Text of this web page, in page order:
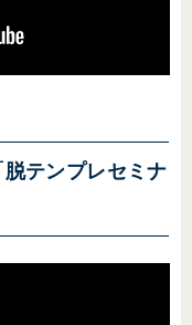
テンプレセミナ